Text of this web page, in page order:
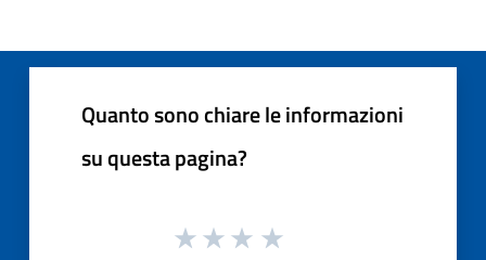
Quanto sono chiare le informazioni
su questa pagina?